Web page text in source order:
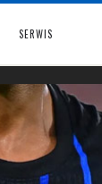
SERWIS